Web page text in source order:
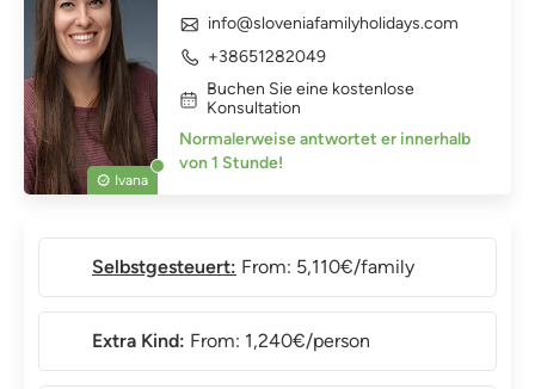
Ivana
info@sloveniafamilyholidays.com
+38651282049
Buchen Sie eine kostenlose
Konsultation
Normalerweise antwortet er innerhalb
von 1 Stunde!
Selbstgesteuert: From: 5,110€/family
Extra Kind: From: 1,240€/person